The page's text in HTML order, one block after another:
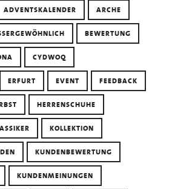
ADVENTSKALENDER ARCHE
BEWERTUNG
CYDWOQ
ERFURT EVENT FEEDBACK
HERRENSCHUHE
KOLLEKTION
KUNDENBEWERTUNG
KUNDENMEINUNGEN